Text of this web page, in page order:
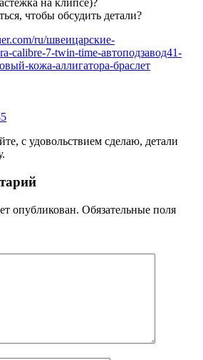
на клипсе)?
чтобы обсудить детали?
ru/швеицарские-
calibre-7-twin-time-автоподзавод41-
кожа-аллигатора-браслет
с удовольствием сделаю, детали
опубликован. Обязательные поля